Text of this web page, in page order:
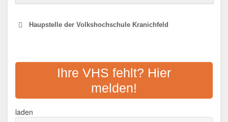
Haupstelle der Volkshochschule Kranichfeld
KREISVOLKSHOCHSCHULE
WEIMARER LAND
Ackerwand 13, 99510 Apolda
Aktualisiert: August 2021
Ihre VHS fehlt? Hier
melden!
laden